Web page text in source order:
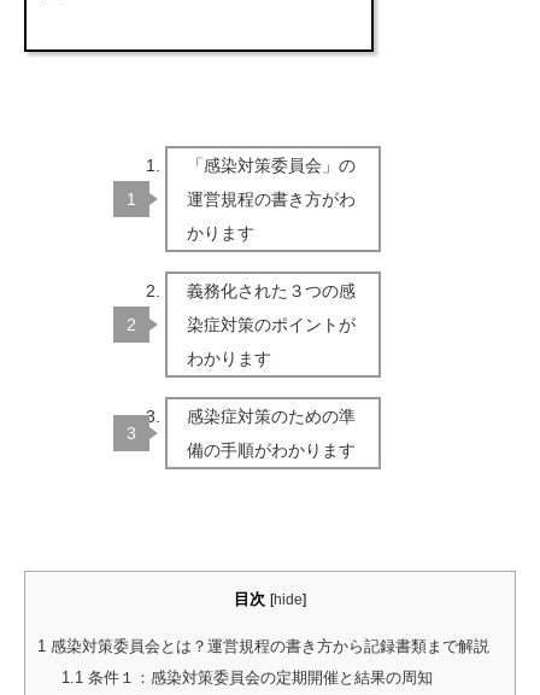
「感染対策委員会」の
運営規程の書き方がわ
かります
義務化された３つの感
染症対策のポイントが
わかります
感染症対策のための準
備の手順がわかります
目次 [hide]
1 感染対策委員会とは？運営規程の書き方から記録書類まで解説
1.1条件１：感染対策委員会の定期開催と結果の周知